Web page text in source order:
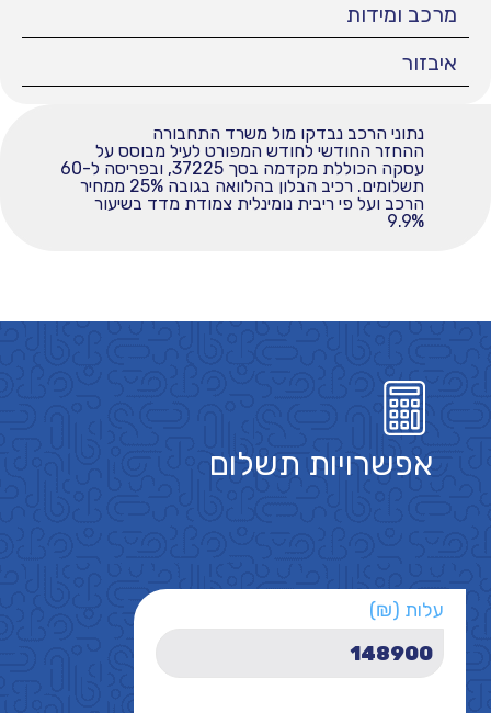
מרכב ומידות
איבזור
נתוני הרכב נבדקו מול משרד התחבורה
ההחזר החודשי לחודש המפורט לעיל מבוסס על
עסקה הכוללת מקדמה בסך 37225, ובפריסה ל-60
תשלומים. רכיב הבלון בהלוואה בגובה 25% ממחיר
הרכב ועל פי ריבית נומינלית צמודת מדד בשיעור
9.9%
אפשרויות תשלום
עלות (₪)